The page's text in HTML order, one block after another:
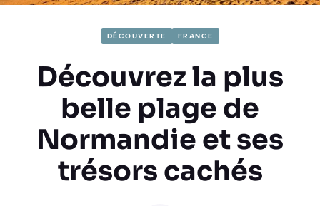
DÉCOUVERTE FRANCE
Découvrez la plus
belle plage de
Normandie et ses
trésors cachés